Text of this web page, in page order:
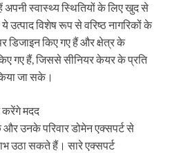
अपनी स्वास्थ्य स्थितियों के लिए खुद से
उत्पाद विशेष रूप से वरिष्ठ नागरिकों के
डिजाइन किए गए हैं और क्षेत्र के
गए हैं, जिससे सीनियर केयर के प्रति
जा सके।
करेंगे मदद
और उनके परिवार डोमेन एक्सपर्ट से
उठा सकते हैं। सारे एक्सपर्ट